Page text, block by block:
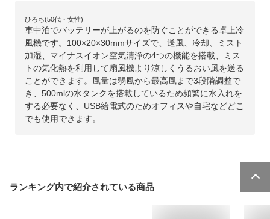
ひろち(50代・女性)
車中泊でバッテリーが上がるのを防ぐことができる卓上冷
風機です。100×20×30mmサイズで、送風、冷却、ミスト
加湿、マイナスイオン空気清浄の4つの機能を搭載、ミス
トの気化熱を利用して扇風機より涼しくうるおい風を送る
ことができます。風量は弱風から最高風まで3段階調整で
き、500mlの水タンクを搭載しているため頻繁に水入れを
する必要なく、USB給電式のためオフィスや自宅などどこ
でも使用できます。
ランキング内で紹介されている商品